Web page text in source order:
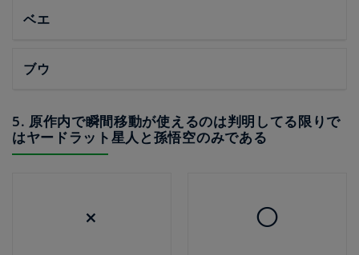
ベエ
ブウ
5. 原作内で瞬間移動が使えるのは判明してる限りで
はヤードラット星人と孫悟空のみである
× ◯